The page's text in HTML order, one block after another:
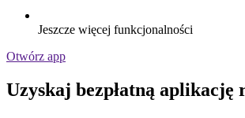
Jeszcze więcej funkcjonalności
Otwórz app
Uzyskaj bezpłatną aplikację